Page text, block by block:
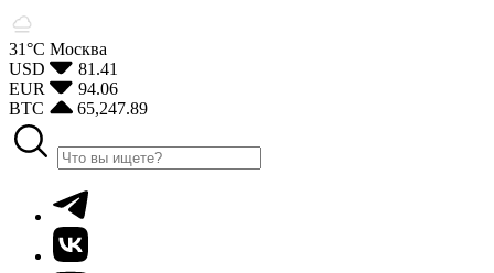
31°С Москва
USD
81.41
EUR
94.06
BTC
65,247.89